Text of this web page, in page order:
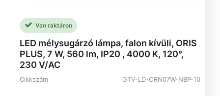
Van raktáron
LED mélysugárzó lámpa, falon kívüli, ORIS
PLUS, 7 W, 560 lm, IP20 , 4000 K, 120°,
230 V/AC
Cikkszám GTV-LD-ORN07W-NBP-10